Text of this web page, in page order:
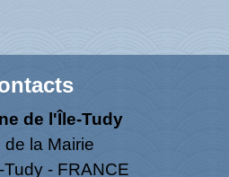
de l'Île-Tudy
de la Mairie
- FRANCE